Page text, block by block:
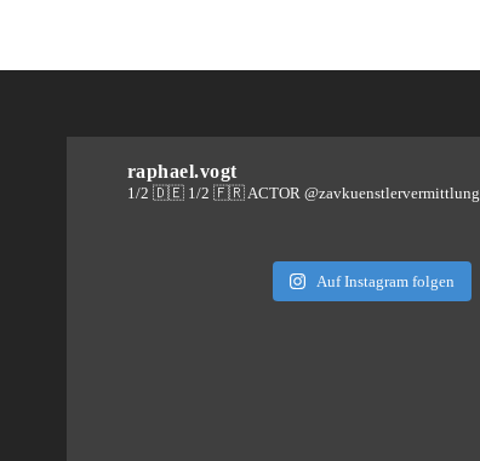
raphael.vogt
1/2 🇩🇪 1/2 🇫🇷 ACTOR @zavkuenstlervermittlung
Auf Instagram folgen